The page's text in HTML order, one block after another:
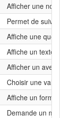
Afficher une
Permet de suivre
Affiche une
Affiche un texte
Afficher un
Choisir une valeur
Affiche un
Demande un mot